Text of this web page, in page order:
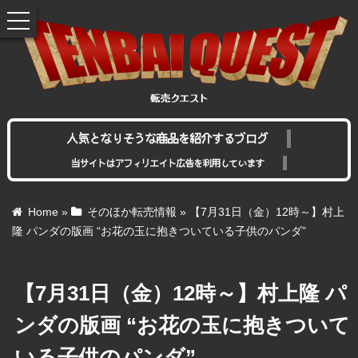
人気となりそうな商品を紹介するブログ
当サイトはアフィリエイト広告を利用しています
Home » そのほか転売情報 »
【7月31日（金）12時～】村上
隆 パンダの版画 “お花の玉に抱きついている子供のパンダ”
【7月31日（金）12時～】村上隆 パ
ンダの版画 “お花の玉に抱きついて
toggle
navigation